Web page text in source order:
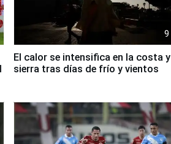
9
El calor se intensifica en la costa y
sierra tras días de frío y vientos